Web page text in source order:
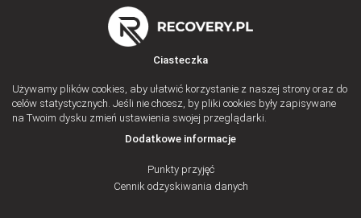
Ciasteczka
Używamy plików cookies, aby ułatwić korzystanie z naszej strony oraz do
celów statystycznych. Jeśli nie chcesz, by pliki cookies były zapisywane
na Twoim dysku zmień ustawienia swojej przeglądarki.
Dodatkowe informacje
Punkty przyjęć
Cennik odzyskiwania danych